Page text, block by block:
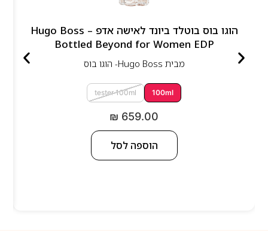
הוגו בוס בוטלד ביונד לאישה אדפ – Hugo Boss
Bottled Beyond for Women EDP
מבית Hugo Boss- הוגו בוס
100ml
tester 100ml
₪ 659.00
הוספה לסל